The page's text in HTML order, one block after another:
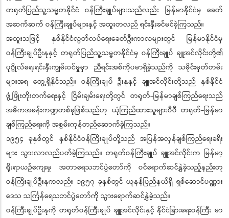
တရုတ်ပြည်သူ့သမ္မတနိုင်ငံ ဝန်ကြီးချုပ်များသည်လည်း မြန်မာနိုင်ငံမှ ခေတ်
အဆက်ဆက် ဝန်ကြီးချုပ်များနှင့် အထူးတလည် ရင်းနှီးခင်မင်ခဲ့ကြသည်။
အထူးသဖြင့် နှစ်နိုင်ငံလွတ်လပ်ရေးခေတ်ဦးကာလများတွင် မြန်မာနိုင်ငံမှ
ဝန်ကြီးချုပ်ဦးနုနှင့် တရုတ်ပြည်သူ့သမ္မတနိုင်ငံမှ ဝန်ကြီးချုပ် ချူအင်လိုင်းတို့၏
ပုဂ္ဂိုလ်ရေးရင်းနှီးကျွမ်းဝင်မှုမှာ ညီရင်းအစ်ကိုပမာရှိခဲ့သည်ကို သမိုင်းမှတ်တမ်း
များအရ တွေ့ရှိနိုင်သည်။ ဝန်ကြီးချုပ် ဦးနုနှင့် ချူအင်လိုင်းတို့သည် နှစ်နိုင်ငံ
ဖွံ့ဖြိုးတိုးတက်ရေးနှင့် ငြိမ်းချမ်းရေးတို့တွင် တရုတ်-မြန်မာချစ်ကြည်ရေးသည်
အဓိကအခန်းကဏ္ဍတစ်ခုဖြစ်သည်ဟု ယုံကြည်ထားသူများပီပီ တရုတ်-မြန်မာ
ချစ်ကြည်ရေးကို အစွမ်းကုန်တည်ဆောက်ခဲ့ကြသည်။
၁၉၅၄ ခုနှစ်တွင် နှစ်နိုင်ငံဝန်ကြီးချုပ်တို့သည် အပြန်အလှန်ချစ်ကြည်ရေးခရီး
များ သွားလာလည်ပတ်ခဲ့ကြသည်။ တရုတ်ဝန်ကြီးချုပ် ချူအင်လိုင်းက မြန်မာ့
ရိုးရာယဉ်ကျေးမှု အတာရေသဘင်ပွဲတော်ကို ဝင်ရောက်ဆင်နွှဲခဲ့သည့်နည်းတူ
ဝန်ကြီးချုပ်ဦးနုကလည်း ၁၉၅၇ ခုနှစ်တွင် ယူနန်ပြည်နယ်ရှိ ရှစ်ဆောင်ပဏ္ဏား
ဒေသ သင်္ကြန်ရေသဘင်ပွဲတော်ကို သွားရောက်ဆင်နွှဲခဲ့သည်။
ဝန်ကြီးချုပ်ဦးနုကို တရုတ်ဝန်ကြီးချုပ် ချူအင်လိုင်းနှင့် နိုင်ငံခြားရေးဝန်ကြီး မာ